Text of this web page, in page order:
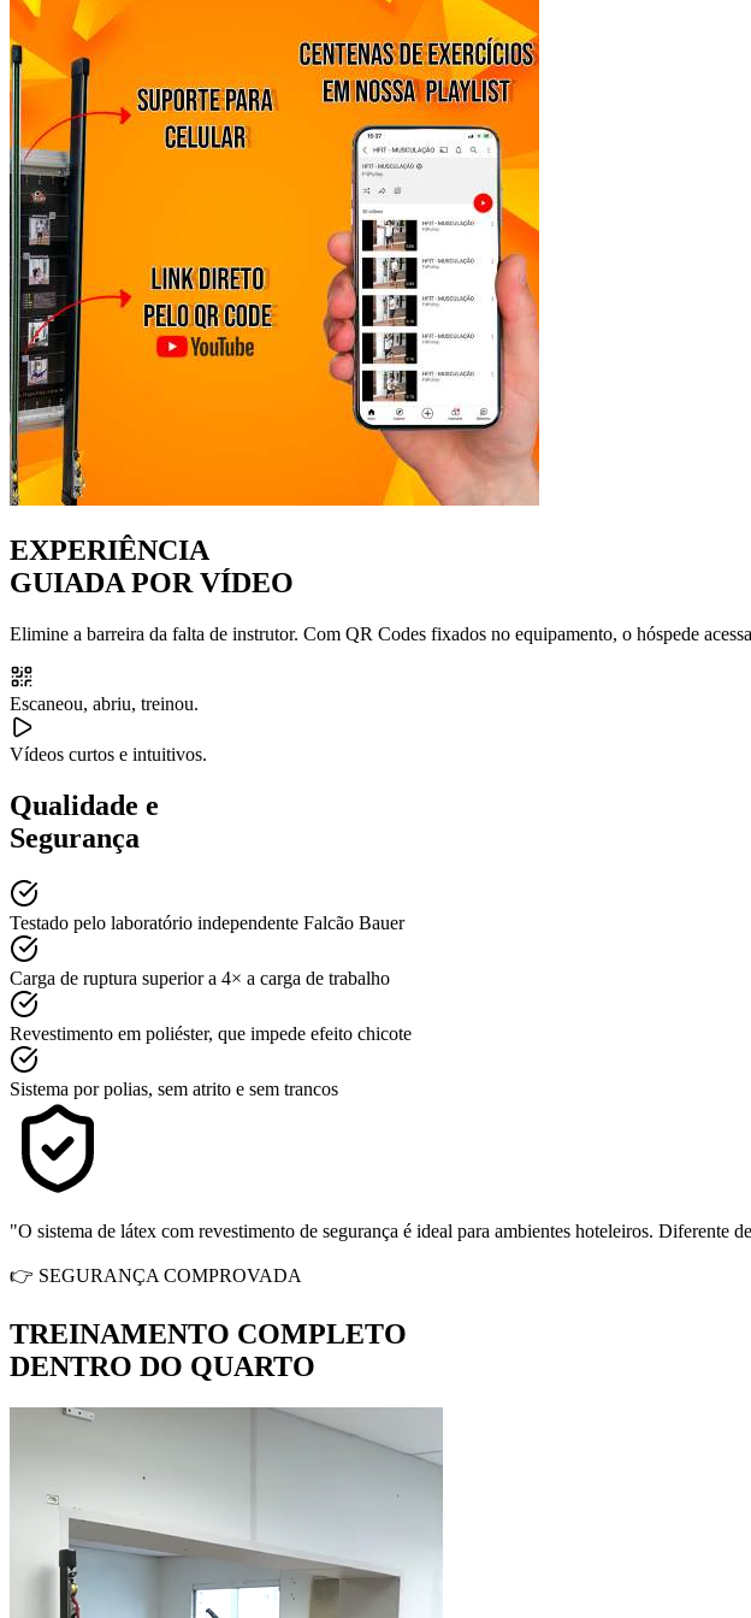
EXPERIÊNCIA
GUIADA POR VÍDEO
Elimine a barreira da falta de instrutor. Com QR Codes fixados no equipamento, o hóspede
Escaneou, abriu, treinou.
Vídeos curtos e intuitivos.
Qualidade e
Segurança
Testado pelo laboratório independente Falcão Bauer
Carga de ruptura superior a 4× a carga de trabalho
Revestimento em poliéster, que impede efeito chicote
Sistema por polias, sem atrito e sem trancos
"O sistema de látex com revestimento de segurança é ideal para ambientes hoteleiros. Diferente
👉 SEGURANÇA COMPROVADA
TREINAMENTO COMPLETO
DENTRO DO QUARTO